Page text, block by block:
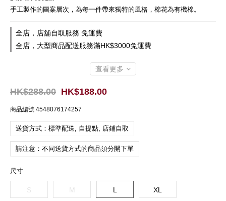
手工製作的圖案層次，為每一件帶來獨特的風格，棉花為有機棉。
全店，店舖自取服務 免運費
全店，大型商品配送服務滿HK$3000免運費
查看更多
HK$188.00
HK$288.00
商品編號 4548076174257
送貨方式：標準配送, 自提點, 店鋪自取
請注意：不同送貨方式的商品須分開下單
尺寸
S M L XL